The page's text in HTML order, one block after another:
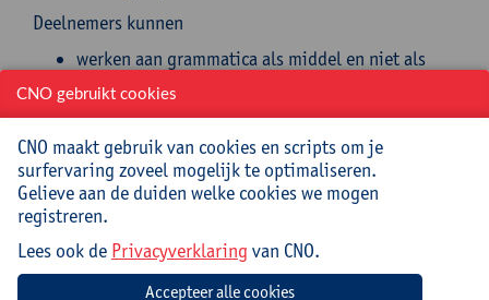
Deelnemers kunnen
werken aan grammatica als middel en niet als
de regels duidelijk en transparant presenteren;
leren horen en zien van de grammaticale
elementen;
contextgebonden schrijfoefeningen aanbieden;
activerende spreekoefeningen inzetten met
prosodie;
functionele feedback geven en functioneel
evalueren.
CNO gebruikt cookies
CNO maakt gebruik van cookies en scripts om je
surfervaring zoveel mogelijk te optimaliseren.
Gelieve aan de duiden welke cookies we mogen
registreren.
Lees ook de Privacyverklaring van CNO.